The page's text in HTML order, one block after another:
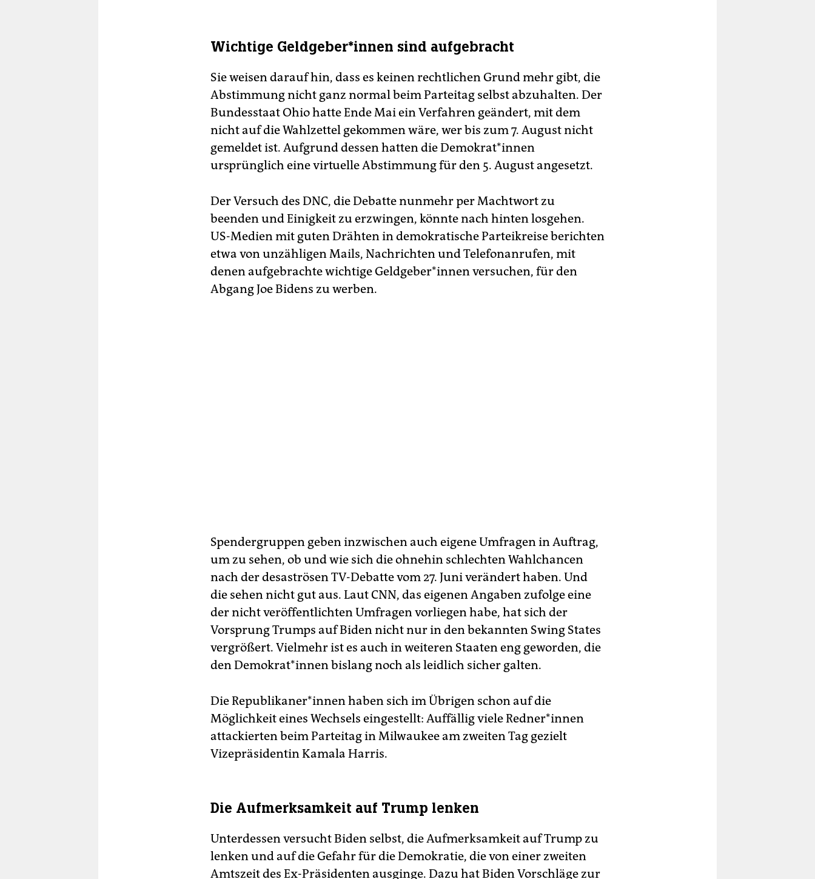
Wichtige Geld­ge­be­r*in­nen sind aufgebracht
Sie weisen darauf hin, dass es keinen rechtlichen Grund mehr gibt, die
Abstimmung nicht ganz normal beim Parteitag selbst abzuhalten. Der
Bundesstaat Ohio hatte Ende Mai ein Verfahren geändert, mit dem
nicht auf die Wahlzettel gekommen wäre, wer bis zum 7. August nicht
gemeldet ist. Aufgrund dessen hatten die De­mo­kra­t*in­nen
ursprünglich eine virtuelle Abstimmung für den 5. August angesetzt.
Der Versuch des DNC, die Debatte nunmehr per Machtwort zu
beenden und Einigkeit zu erzwingen, könnte nach hinten losgehen.
US-Medien mit guten Drähten in demokratische Parteikreise berichten
etwa von unzähligen Mails, Nachrichten und Telefonanrufen, mit
denen aufgebrachte wichtige Geld­ge­be­r*in­nen versuchen, für den
Abgang Joe Bidens zu werben.
Spendergruppen geben inzwischen auch eigene Umfragen in Auftrag,
um zu sehen, ob und wie sich die ohnehin schlechten Wahlchancen
nach der desaströsen TV-Debatte vom 27. Juni verändert haben. Und
die sehen nicht gut aus. Laut CNN, das eigenen Angaben zufolge eine
der nicht veröffentlichten Umfragen vorliegen habe, hat sich der
Vorsprung Trumps auf Biden nicht nur in den bekannten Swing States
vergrößert. Vielmehr ist es auch in weiteren Staaten eng geworden, die
den De­mo­kra­t*in­nen bislang noch als leidlich sicher galten.
Die Re­pu­bli­ka­ne­r*in­nen haben sich im Übrigen schon auf die
Möglichkeit eines Wechsels eingestellt: Auffällig viele Red­ne­r*in­nen
attackierten beim Parteitag in Milwaukee am zweiten Tag gezielt
Vizepräsidentin Kamala Harris.
Die Aufmerksamkeit auf Trump lenken
Unterdessen versucht Biden selbst, die Aufmerksamkeit auf Trump zu
lenken und auf die Gefahr für die Demokratie, die von einer zweiten
Amtszeit des Ex-Präsidenten ausginge. Dazu hat Biden Vorschläge zur